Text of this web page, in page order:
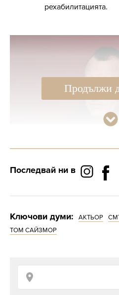
рехабилитацията.
Продължи
Последвай ни в
Ключови думи: АКТЬОР
ТОМ САЙЗМОР